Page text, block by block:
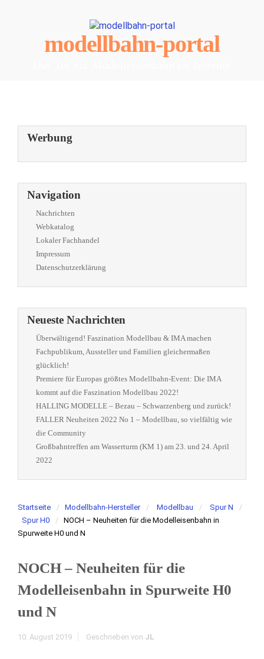
modellbahn-portal
Werbung
Navigation
Nachrichten
Webkatalog
Lokaler Fachhandel
Impressum
Datenschutzerklärung
Neueste Nachrichten
Überwältigend! Faszination Modellbau & IMA machen
Fachpublikum, Aussteller und Familien gleichermaßen
glücklich!
Premiere für Europas größtes Modellbahn-Event: Die IMA
kommt auf die Faszination Modellbau 2022!
HALLING MODELLE – Bezau – Schwarzenberg und zurück!
FALLER Neuheiten 2022 No 1 – Modellbau, so vielfältig wie
die Community
Großbahntreffen am Wasserturm (KM 1) am 23. und 24. April
2022
Startseite Modellbahn-Hersteller Modellbau
Spur N
Spur H0
NOCH – Neuheiten für die Modelleisenbahn in
Spurweite H0 und N
NOCH – Neuheiten für die
Modelleisenbahn in Spurweite H0
und N
10. August 2019 Geschrieben von JL